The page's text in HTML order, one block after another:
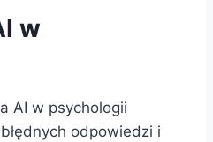
w
AI w psychologii
odpowiedzi i